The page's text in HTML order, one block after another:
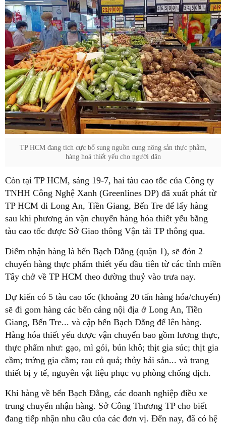
TP HCM đang tích cực bổ sung nguồn cung nông sản thực phẩm,
hàng hoá thiết yếu cho người dân
Còn tại TP HCM, sáng 19-7, hai tàu cao tốc của Công ty
TNHH Công Nghệ Xanh (Greenlines DP) đã xuất phát từ
TP HCM đi Long An, Tiền Giang, Bến Tre để lấy hàng
sau khi phương án vận chuyển hàng hóa thiết yếu bằng
tàu cao tốc được Sở Giao thông Vận tải TP thông qua.
Điểm nhận hàng là bến Bạch Đằng (quận 1), sẽ đón 2
chuyến hàng thực phẩm thiết yếu đầu tiên từ các tỉnh miền
Tây chở về TP HCM theo đường thuỷ vào trưa nay.
Dự kiến có 5 tàu cao tốc (khoảng 20 tấn hàng hóa/chuyến)
sẽ đi gom hàng các bến cảng nội địa ở Long An, Tiền
Giang, Bến Tre... và cập bến Bạch Đằng để lên hàng.
Hàng hóa thiết yếu được vận chuyển bao gồm lương thực,
thực phẩm như: gạo, mì gói, bún khô; thịt gia súc; thịt gia
cầm; trứng gia cầm; rau củ quả; thủy hải sản... và trang
thiết bị y tế, nguyên vật liệu phục vụ phòng chống dịch.
Khi hàng về bến Bạch Đằng, các doanh nghiệp điều xe
trung chuyển nhận hàng. Sở Công Thương TP cho biết
đang tiếp nhận nhu cầu của các đơn vị. Đến nay, đã có hệ